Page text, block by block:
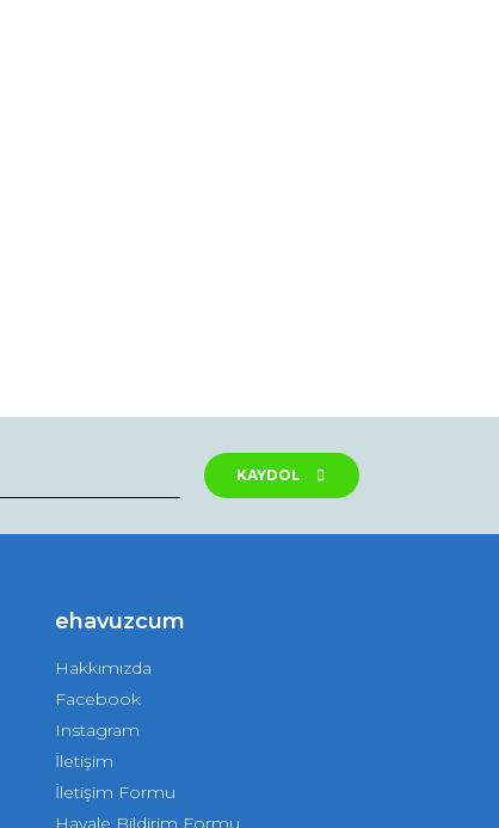
KAYDOL
ehavuzcum
Hakkımızda
Facebook
Instagram
İletişim
İletişim Formu
Havale Bildirim Formu